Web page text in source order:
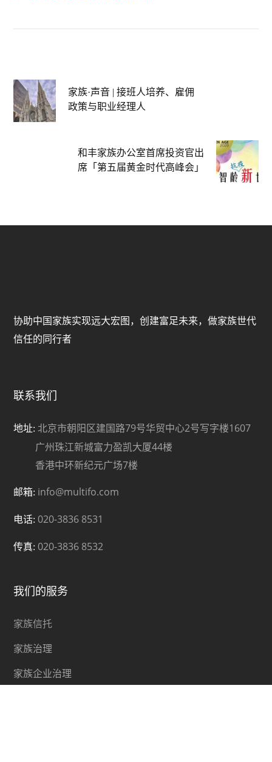
家族·声音 | 接班人培养、雇佣
政策与职业经理人
和丰家族办公室首席投资官出
席「第五届黄金时代高峰会」
协助中国家族实现远大宏图，创建富足未来，做家族世代
信任的同行者
联系我们
地址: 北京市朝阳区建国路79号华贸中心2号写字楼1607
广州珠江新城富力盈凯大厦44楼
香港中环新纪元广场7楼
邮箱: info@multifo.com
电话: 020-3836 8531
传真: 020-3836 8532
我们的服务
家族信托
家族治理
家族企业治理